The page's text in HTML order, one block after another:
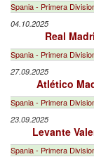
Spania - Primera
04.10.2025
Real
Spania - Primera
27.09.2025
Atlético
Spania - Primera
23.09.2025
Levante
Spania - Primera